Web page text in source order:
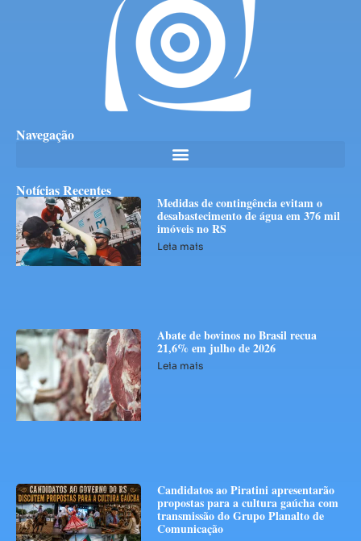
Navegação
Notícias Recentes
Medidas de contingência evitam o
desabastecimento de água em 376 mil
imóveis no RS
Leia mais
Abate de bovinos no Brasil recua
21,6% em julho de 2026
Leia mais
Candidatos ao Piratini apresentarão
propostas para a cultura gaúcha com
transmissão do Grupo Planalto de
Comunicação